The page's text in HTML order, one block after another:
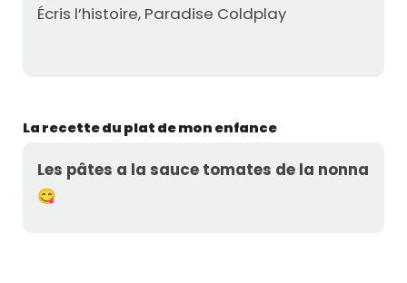
Écris l’histoire, Paradise Coldplay
La recette du plat de mon enfance
Les pâtes a la sauce tomates de la nonna
😋